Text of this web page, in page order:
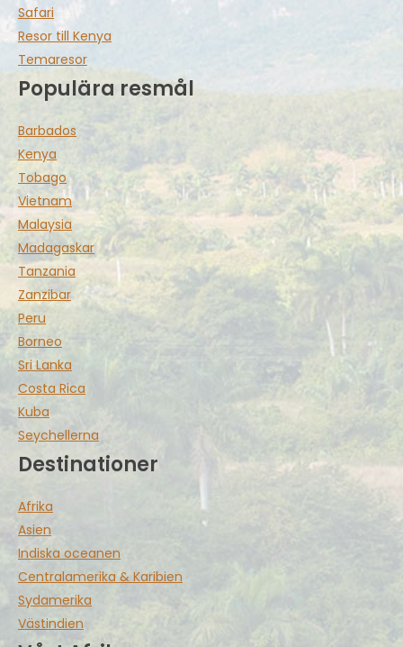
Safari
Resor till Kenya
Temaresor
Populära resmål
Barbados
Kenya
Tobago
Vietnam
Malaysia
Madagaskar
Tanzania
Zanzibar
Peru
Borneo
Sri Lanka
Costa Rica
Kuba
Seychellerna
Destinationer
Afrika
Asien
Indiska oceanen
Centralamerika & Karibien
Sydamerika
Västindien